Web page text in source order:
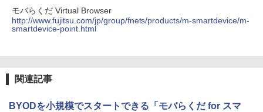
モバらくだ Virtual Browser
http://www.fujitsu.com/jp/group/fnets/products/m-smartdevice/m-
smartdevice-point.html
関連記事
BYODを小規模でスタートできる「モバらくだ for スマ